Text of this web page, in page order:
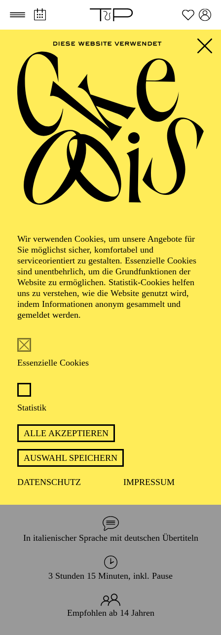
Zum Hauptinhalt springen Zum Footer springen
Wir verwenden Cookies, um unsere Angebote für
Sie möglichst sicher, komfortabel und
serviceorientiert zu gestalten. Essenzielle Cookies
sind unentbehrlich, um die Grundfunktionen der
Website zu ermöglichen. Statistik-Cookies helfen
uns zu verstehen, wie die Website genutzt wird,
indem Informationen anonym gesammelt und
gemeldet werden.
Essenzielle Cookies
Statistik
ALLE AKZEPTIEREN
AUSWAHL SPEICHERN
DATENSCHUTZ IMPRESSUM
AALTO MUSIKTHEATER
Don Gio­vanni
Dramma giocoso in zwei Akten von Wolfgang
Amadeus Mozart
Dichtung von Lorenzo Da Ponte
INSZENIERUNG ÜBER DEN MYTHOS
PREMIERE
27. Januar 2007
WIEDERAUFNAHME
In italienischer Sprache mit deutschen Übertiteln
3 Stunden 15 Minuten, inkl. Pause
Empfohlen ab 14 Jahren